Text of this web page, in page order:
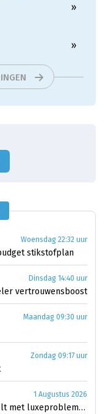
»
»
Woensdag 22:32 uur
stikstofplan
Dinsdag 14:40 uur
vertrouwensboost
Maandag 09:30 uur
Zondag 09:17 uur
1 Augustus 2026
FrieslandCampina worstelt met luxeproblemen